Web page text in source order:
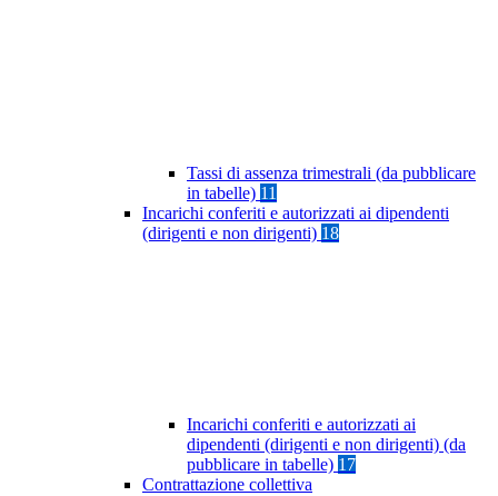
Tassi di assenza trimestrali (da pubblicare
in tabelle) 11
Incarichi conferiti e autorizzati ai dipendenti
(dirigenti e non dirigenti) 18
Incarichi conferiti e autorizzati ai
dipendenti (dirigenti e non dirigenti) (da
pubblicare in tabelle) 17
Contrattazione collettiva